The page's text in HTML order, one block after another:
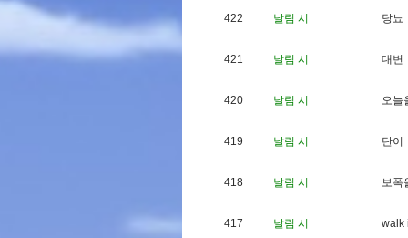
422 날림 시 당뇨
421 날림 시 대 변
420 날림 시 오늘
419 날림 시 탄이
418 날림 시 보폭
417 날림 시 wa k